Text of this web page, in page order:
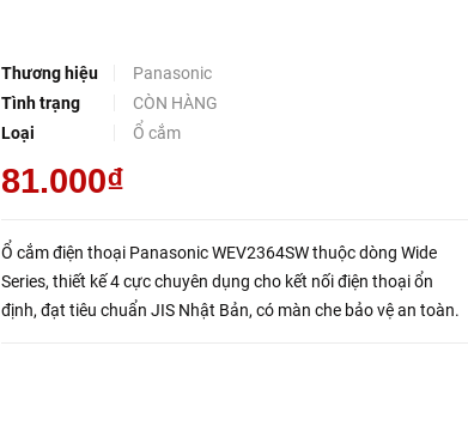
Thương hiệu
Panasonic
Tình trạng
CÒN HÀNG
Loại
Ổ cắm
81.000₫
Ổ cắm điện thoại Panasonic WEV2364SW thuộc dòng Wide
Series, thiết kế 4 cực chuyên dụng cho kết nối điện thoại ổn
định, đạt tiêu chuẩn JIS Nhật Bản, có màn che bảo vệ an toàn.